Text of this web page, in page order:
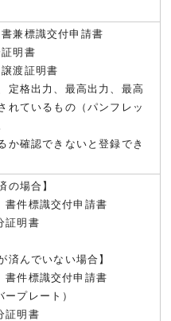
兼標識交付申請書
明書
渡証明書
定格出力、最高出力、最高
れているもの（パンフレッ
か確認できないと登録でき
の場合】
書件標識交付申請書
証明書
済んでいない場合】
書件標識交付申請書
プレート）
証明書